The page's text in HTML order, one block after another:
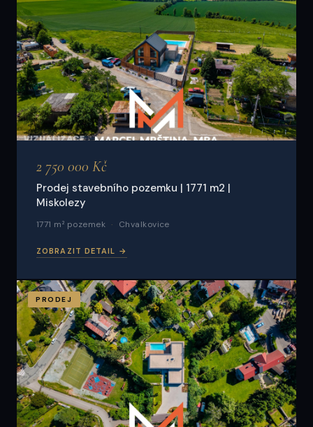
2 750 000 Kč
Prodej stavebního pozemku | 1771 m2 |
Miskolezy
1771 m² pozemek Chvalkovice
ZOBRAZIT DETAIL →
PRODEJ